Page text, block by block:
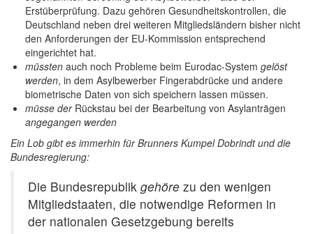
Erstüberprüfung. Dazu gehören Gesundheitskontrollen, die
Deutschland neben drei weiteren Mitgliedsländern bisher nicht
den Anforderungen der EU-Kommission entsprechend
eingerichtet hat.
müssten auch noch Probleme beim Eurodac-System gelöst
werden, in dem Asylbewerber Fingerabdrücke und andere
biometrische Daten von sich speichern lassen müssen.
müsse derRückstau bei der Bearbeitung von Asylanträgen
angegangen werden
Ein Lob gibt es immerhin für Brunners Kumpel Dobrindt und die
Bundesregierung:
Die Bundesrepublik gehöre zu den wenigen
Mitgliedstaaten, die notwendige Reformen in
der nationalen Gesetzgebung bereits